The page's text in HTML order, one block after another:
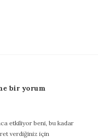
bir yorum
etkiliyor beni, bu kadar
verdiğiniz için